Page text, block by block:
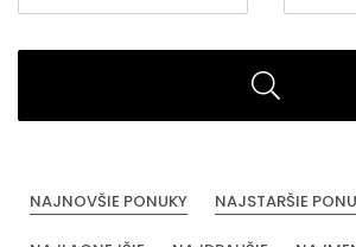
NAJNOVŠIE PONUKY NAJSTARŠIE